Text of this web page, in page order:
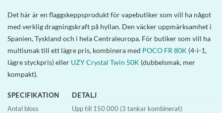
Det här är en flaggskeppsprodukt för vapebutiker som vill ha något
med verklig dragningskraft på hyllan. Den väcker uppmärksamhet i
Spanien, Tyskland och i hela Centraleuropa. För butiker som vill ha
multismak till ett lägre pris, kombinera med POCO FR 80K (4-i-1,
lägre styckpris) eller UZY Crystal Twin 50K (dubbelsmak, mer
kompakt).
SPECIFIKATION
DETALJ
Antal bloss
Upp till 150 000 (3 tankar kombinerat)